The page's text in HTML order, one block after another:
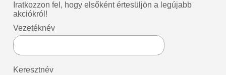
Iratkozzon fel, hogy elsőként értesüljön a legújabb
akciókról!
Vezetéknév
Keresztnév